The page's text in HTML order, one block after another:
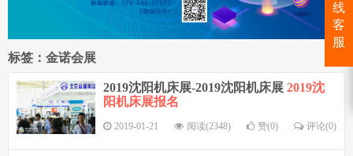
标签：金诺会展
2019沈阳机床展-2019沈阳机床展 2019沈
阳机床展报名
2019-01-21 阅读(2348) 评论(0)
赞(0)
线
客
服